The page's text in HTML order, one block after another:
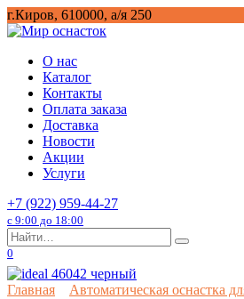
Перейти
к
г.Киров, 610000, а/я 250
О нас
Каталог
Контакты
Оплата заказа
Доставка
Новости
Акции
Услуги
+7 (922) 959-44-27
с 9:00 до 18:00
Search
for:
0
Главная Автоматическая оснастка